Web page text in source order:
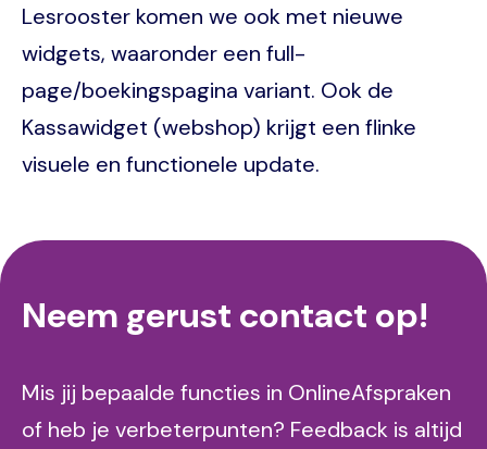
Lesrooster komen we ook met nieuwe
widgets, waaronder een full-
page/boekingspagina variant. Ook de
Kassawidget (webshop) krijgt een flinke
visuele en functionele update.
Neem gerust contact op!
Mis jij bepaalde functies in OnlineAfspraken
of heb je verbeterpunten? Feedback is altijd